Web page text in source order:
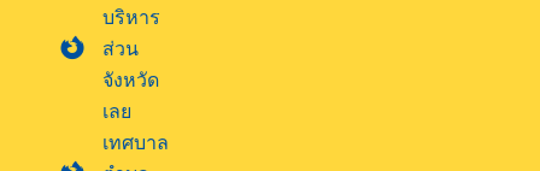
บริหาร
ส่วน
จังหวัด
เลย
เทศบาล